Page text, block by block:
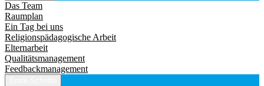
Das Team
Raumplan
Ein Tag bei uns
Religionspädagogische Arbeit
Elternarbeit
Qualitätsmanagement
Feedbackmanagement